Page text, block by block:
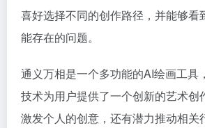
喜好选择不同的创作路径，并能够看
能存在的问题。
通义万相是一个多功能的AI绘画工具
技术为用户提供了一个创新的艺术创
激发个人的创意，还有潜力推动相关